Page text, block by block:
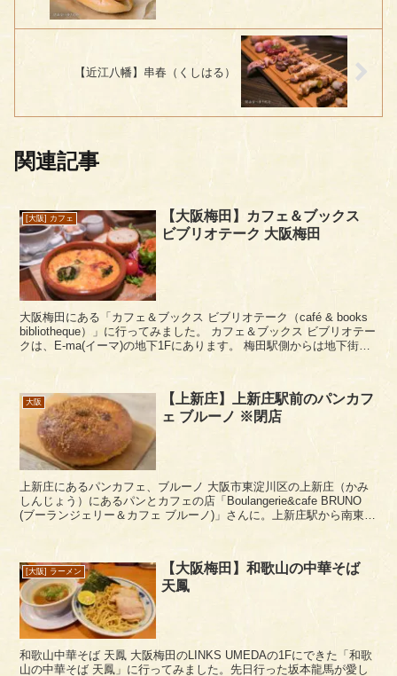
【近江八幡】串春（くしはる）
関連記事
[大阪] カフェ
【大阪梅田】カフェ＆ブックス
ビブリオテーク 大阪梅田
大阪梅田にある「カフェ＆ブックス ビブリオテーク（café & books
bibliotheque）」に行ってみました。 カフェ＆ブックス ビブリオテー
クは、E-ma(イーマ)の地下1Fにあります。 梅田駅側からは地下街
大阪
【上新庄】上新庄駅前のパンカフ
ェ ブルーノ ※閉店
上新庄にあるパンカフェ、ブルーノ 大阪市東淀川区の上新庄（かみ
しんじょう）にあるパンとカフェの店「Boulangerie&cafe BRUNO
(ブーランジェリー＆カフェ ブルーノ)」さんに。上新庄駅から南東に
[大阪] ラーメン
【大阪梅田】和歌山の中華そば
天鳳
和歌山中華そば 天鳳 大阪梅田のLINKS UMEDAの1Fにできた「和歌
山の中華そば 天鳳」に行ってみました。先日行った坂本龍馬が愛し